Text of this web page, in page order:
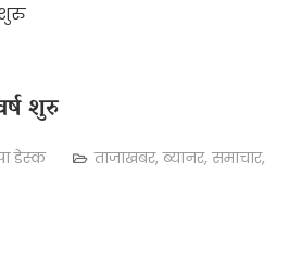
शुरु
डेस्क ताजाखबर,ब्यानर, समाचार,